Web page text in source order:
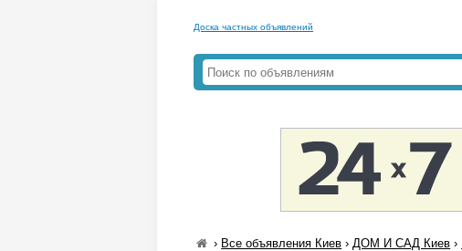
Доска частных объявлений
› Все объявления Киев ›ДОМ И САД Киев ›